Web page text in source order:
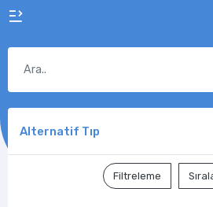
Alternatif Tıp
Filtreleme